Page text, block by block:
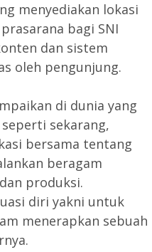
menyediakan lokasi
bagi SNI
dan sistem
oleh pengunjung.
di dunia yang
sekarang,
bersama tentang
beragam
produksi.
diri yakni untuk
menerapkan sebuah